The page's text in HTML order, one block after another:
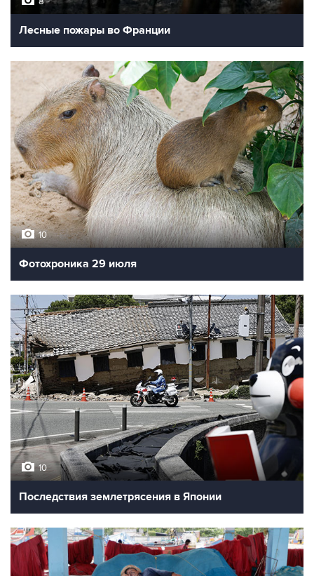
Лесные пожары во Франции
10
Фотохроника 29 июля
10
Последствия землетрясения в Японии